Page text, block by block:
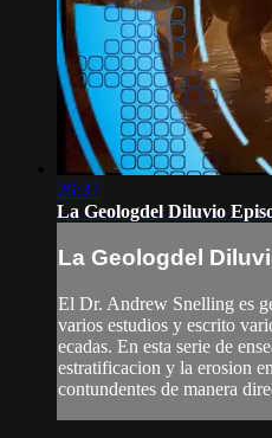
26:37
La Geologdel Diluvio
La Geologdel
El Dr. Andrew Snelling es
varios estudios y escrito
ecadas. En esta serie de
estratificacion y la erosion
contundentes de manera